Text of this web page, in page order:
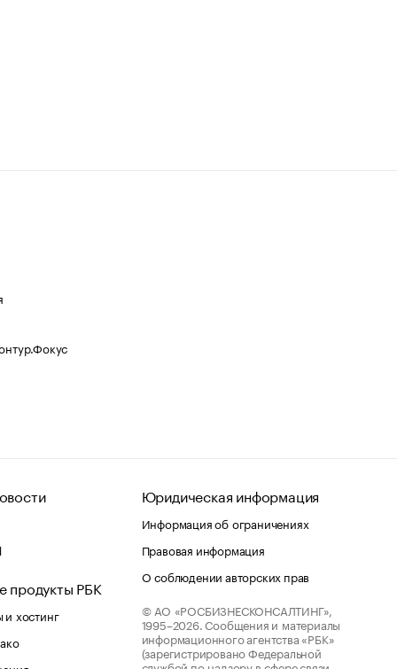
продукты РБК
хостинг
Юридическая информация
Информация об ограничениях
Правовая информация
О соблюдении авторских прав
© АО «РОСБИЗНЕСКОНСАЛТИНГ»,
1995–2026. Сообщения и материалы
информационного агентства «РБК»
(зарегистрировано Федеральной